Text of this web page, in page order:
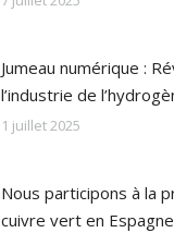
Jumeau numérique :
l’industrie de
1 juillet 2025
Nous participons à la
cuivre vert en